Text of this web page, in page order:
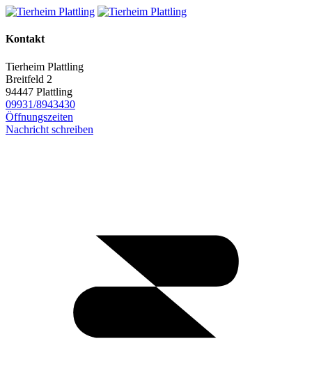
Kontakt
Tierheim Plattling
Breitfeld 2
94447 Plattling
09931/8943430
Öffnungszeiten
Nachricht schreiben